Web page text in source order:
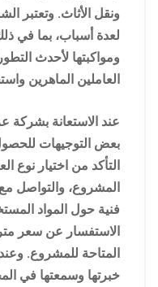
ونقل الأثاث. وتعتبر
لعدة أسباب، بما في
ومواكبتها لأحدث
العاملين الماهرين
عند الاستعانة
بعض التوجيهات
التأكد من اختيار
المشروع، والتواصل
فنية حول المواد
الاستفسار عن سعر
المتاحة للمشروع.
خبرتها وسمعتها في